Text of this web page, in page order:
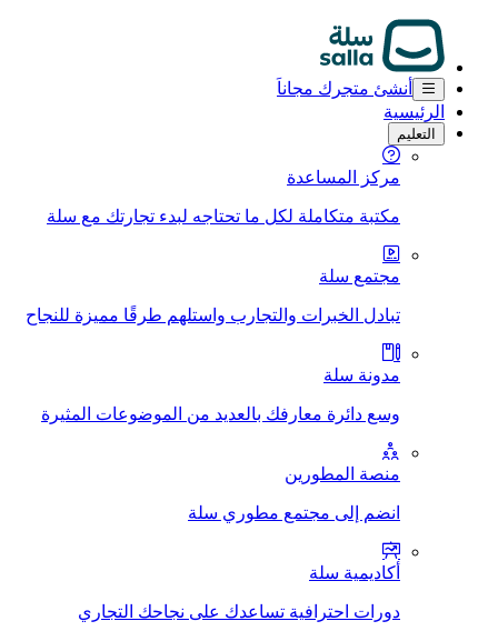
أنشئ متجرك مجاناَ
الرئيسية
التعليم
مركز المساعدة
مكتبة متكاملة لكل ما تحتاجه لبدء تجارتك مع سلة
مجتمع سلة
تبادل الخبرات والتجارب واستلهم طرقًا مميزة للنجاح
مدونة سلة
وسع دائرة معارفك بالعديد من الموضوعات المثيرة
منصة المطورين
انضم إلى مجتمع مطوري سلة
أكاديمية سلة
دورات احترافية تساعدك على نجاحك التجاري